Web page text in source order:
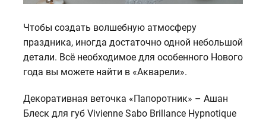
Чтобы создать волшебную атмосферу
праздника, иногда достаточно одной небольшой
детали. Всё необходимое для особенного Нового
года вы можете найти в «Акварели».
Декоративная веточка «Папоротник» – Ашан
Блеск для губ Vivienne Sabo Brillance Hypnotique